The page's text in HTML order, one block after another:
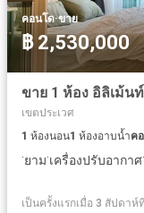
คอนโด·ขาย
฿ 2,530,000
ขาย 1 ห้อง อิลิเม้น
เขตประเวศ
1 ห้องนอน1 ห้องอาบน้ำค
·ยาม·เครื่องปรับอากาศ·
เป็นครั้งแรกเมื่อ 3 สัปดาห์